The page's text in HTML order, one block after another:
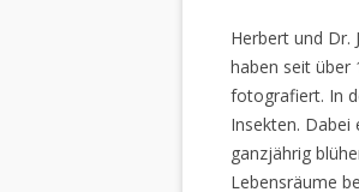
Herbert und Dr.
haben seit über
fotografiert. In
Insekten. Dabei
ganzjährig
Lebensräume